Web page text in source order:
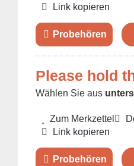
Link kopieren
Please hold
Wählen Sie aus
Zum Merkzettel
Link kopieren